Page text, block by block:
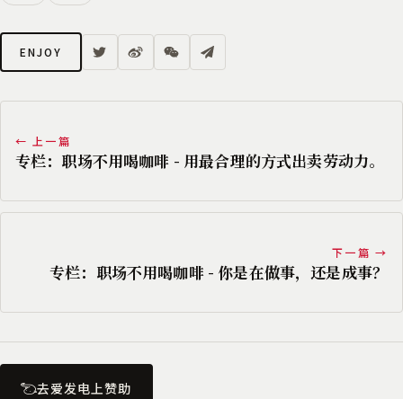
ENJOY
← 上一篇
专栏：职场不用喝咖啡 - 用最合理的方式出卖劳动力。
下一篇 →
专栏：职场不用喝咖啡 - 你是在做事，还是成事？
去爱发电上赞助